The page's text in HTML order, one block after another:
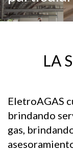
LA
EletroAGAS
brindando
gas,